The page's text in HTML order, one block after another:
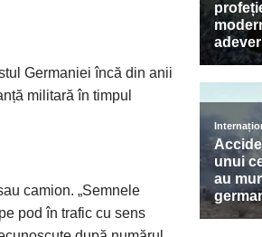
Germaniei încă din anii
militară în timpul
camion. „Semnele
pod în trafic cu sens